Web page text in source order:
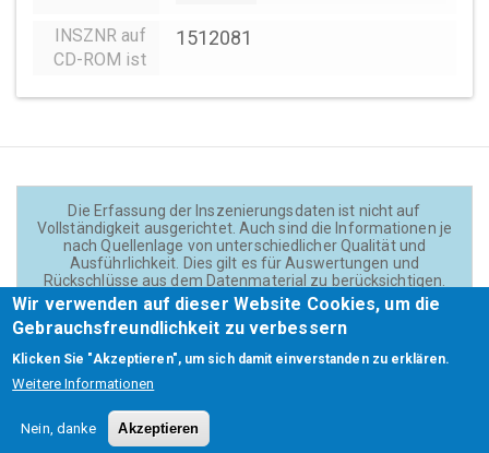
INSZNR auf
CD-ROM ist
1512081
Die Erfassung der Inszenierungsdaten ist nicht auf
Vollständigkeit ausgerichtet. Auch sind die Informationen je
nach Quellenlage von unterschiedlicher Qualität und
Ausführlichkeit. Dies gilt es für Auswertungen und
Rückschlüsse aus dem Datenmaterial zu berücksichtigen.
Daten und Texte auf der Website sind - wenn nicht anders
angegeben - lizensiert unterCC BY 4.0(Creator:
Theadok.at).
Footer
Wir verwenden auf dieser Website Cookies, um die
Gebrauchsfreundlichkeit zu verbessern
Klicken Sie "Akzeptieren", um sich damit einverstanden zu erklären.
Weitere Informationen
Nein, danke Akzeptieren